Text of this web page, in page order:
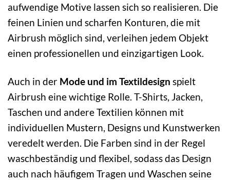
aufwendige Motive lassen sich so realisieren. Die
feinen Linien und scharfen Konturen, die mit
Airbrush möglich sind, verleihen jedem Objekt
einen professionellen und einzigartigen Look.
Auch in der Mode und im Textildesign spielt
Airbrush eine wichtige Rolle. T-Shirts, Jacken,
Taschen und andere Textilien können mit
individuellen Mustern, Designs und Kunstwerken
veredelt werden. Die Farben sind in der Regel
waschbeständig und flexibel, sodass das Design
auch nach häufigem Tragen und Waschen seine